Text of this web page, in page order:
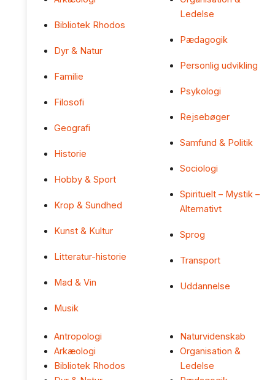
Bibliotek Rhodos
Dyr & Natur
Familie
Filosofi
Geografi
Historie
Hobby & Sport
Krop & Sundhed
Kunst & Kultur
Litteratur-historie
Mad & Vin
Musik
Ledelse
Pædagogik
Personlig udvikling
Psykologi
Rejsebøger
Samfund & Politik
Sociologi
Spirituelt – Mystik –
Alternativt
Sprog
Transport
Uddannelse
Antropologi
Arkæologi
Bibliotek Rhodos
Naturvidenskab
Organisation &
Ledelse